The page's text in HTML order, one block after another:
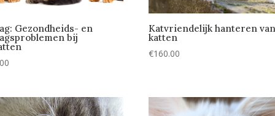
Gezondheids- en
bij
Katvriendelijk hanteren van
katten
€160.00